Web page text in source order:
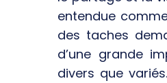
entendue
des taches
d’une grande
divers que